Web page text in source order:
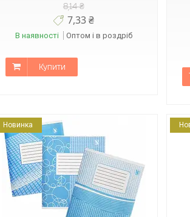
8,14 ₴
7,33 ₴
В наявності Оптом і в роздріб
Купити
Новинка
4820049490923